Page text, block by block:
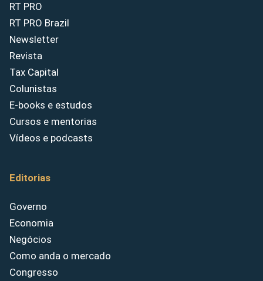
RT PRO
RT PRO Brazil
Newsletter
Revista
Tax Capital
Colunistas
E-books e estudos
Cursos e mentorias
Vídeos e podcasts
Editorias
Governo
Economia
Negócios
Como anda o mercado
Congresso